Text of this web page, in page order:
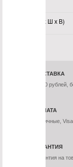
Размеры (Д х Ш х В)
ДОСТАВКА
1 200 рублей,
ОПЛАТА
Наличные,
ГАРАНТИЯ
Гарантия на